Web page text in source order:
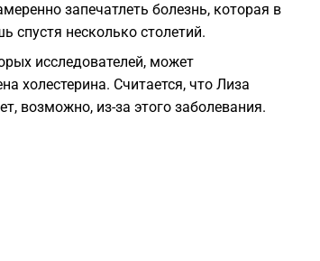
запечатлеть болезнь, которая в
спустя несколько столетий.
исследователей, может
холестерина. Считается, что Лиза
возможно, из-за этого заболевания.